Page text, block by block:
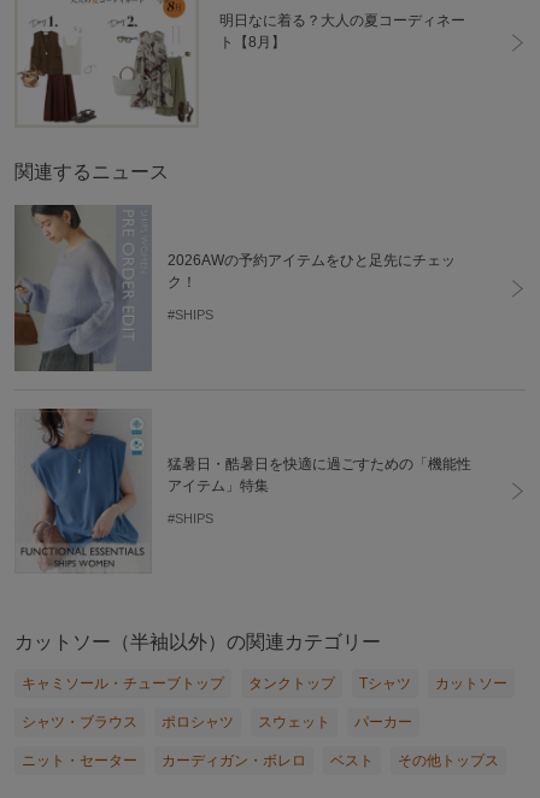
明日なに着る？大人の夏コーディネー
ト【8月】
関連するニュース
2026AWの予約アイテムをひと足先にチェッ
ク！
#SHIPS
猛暑日・酷暑日を快適に過ごすための「機能性
アイテム」特集
#SHIPS
カットソー（半袖以外）の関連カテゴリー
キャミソール・チューブトップ タンクトップ Tシャツ カットソー
シャツ・ブラウス ポロシャツ スウェット パーカー
ニット・セーター カーディガン・ボレロ ベスト その他トップス